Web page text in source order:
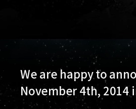
We are happy to
November 4th,